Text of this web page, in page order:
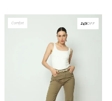
Comfort 24%OFF